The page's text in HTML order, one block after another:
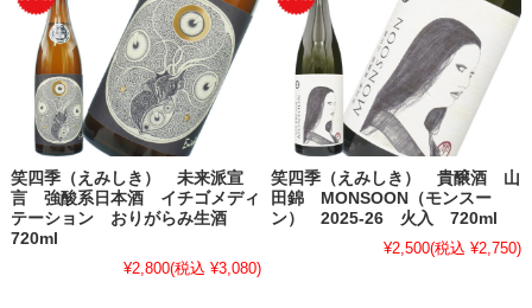
笑四季（えみしき） 未来派宣
言 強酸系日本酒 イチゴメディ
テーション おりがらみ生酒
720ml
¥2,800(税込 ¥3,080)
笑四季（えみしき） 貴醸酒 山
田錦 MONSOON（モンスー
ン） 2025-26 火入 720ml
¥2,500(税込 ¥2,750)